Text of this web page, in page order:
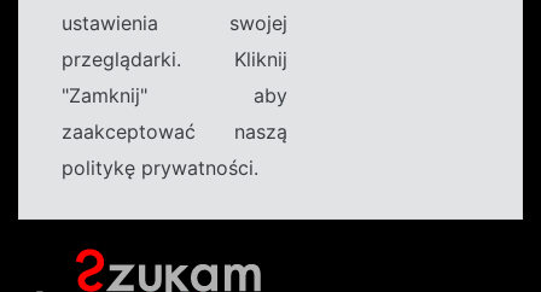
ustawienia swojej
przeglądarki. Kliknij
"Zamknij" aby
zaakceptować naszą
politykę prywatności.